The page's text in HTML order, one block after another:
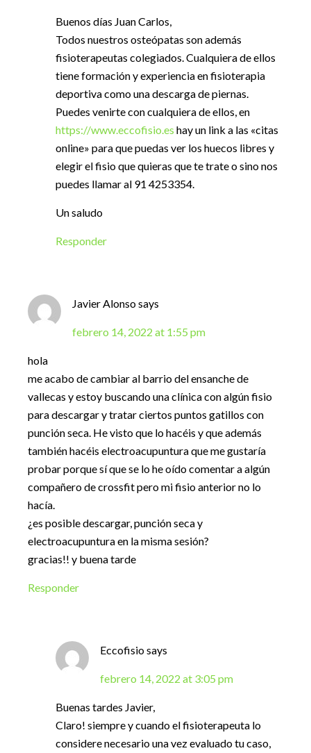
Buenos días Juan Carlos,
Todos nuestros osteópatas son además
fisioterapeutas colegiados. Cualquiera de ellos
tiene formación y experiencia en fisioterapia
deportiva como una descarga de piernas.
Puedes venirte con cualquiera de ellos, en
https://www.eccofisio.es hay un link a las «citas
online» para que puedas ver los huecos libres y
elegir el fisio que quieras que te trate o sino nos
puedes llamar al 91 4253354.
Un saludo
Responder
Javier Alonsosays
febrero 14, 2022 at 1:55 pm
hola
me acabo de cambiar al barrio del ensanche de
vallecas y estoy buscando una clínica con algún fisio
para descargar y tratar ciertos puntos gatillos con
punción seca. He visto que lo hacéis y que además
también hacéis electroacupuntura que me gustaría
probar porque sí que se lo he oído comentar a algún
compañero de crossfit pero mi fisio anterior no lo
hacía.
¿es posible descargar, punción seca y
electroacupuntura en la misma sesión?
gracias!! y buena tarde
Responder
Eccofisiosays
febrero 14, 2022 at 3:05 pm
Buenas tardes Javier,
Claro! siempre y cuando el fisioterapeuta lo
considere necesario una vez evaluado tu caso,